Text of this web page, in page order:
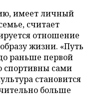
имеет личный
считает
отношение
жизни. «Путь
раньше первой
спортивны сами
становится
больше